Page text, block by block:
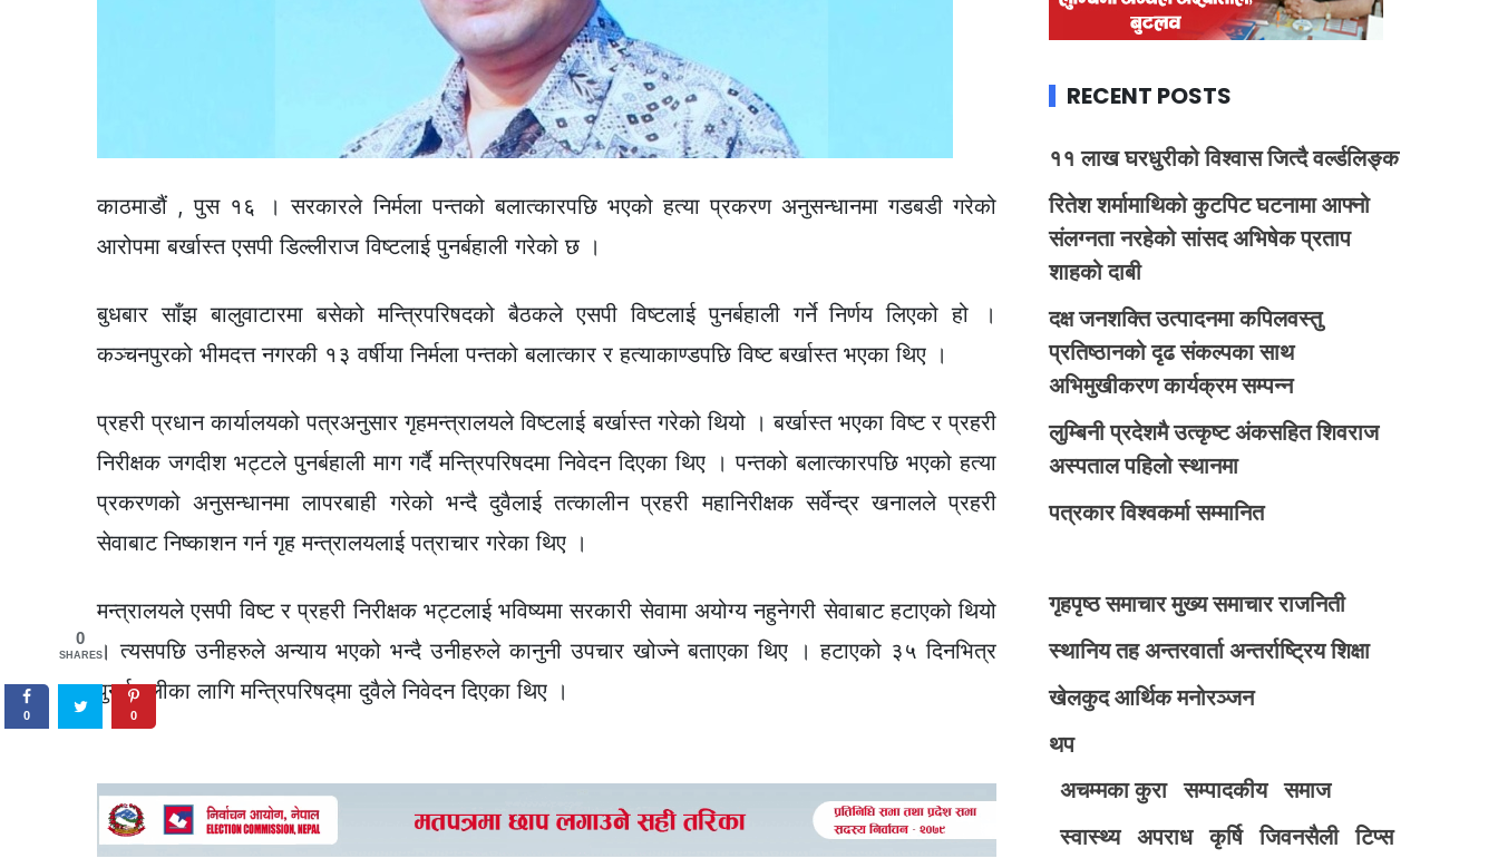
काठमाडौं , पुस १६ । सरकारले निर्मला पन्तको बलात्कारपछि भएको हत्या प्रकरण अनुसन्धानमा गडबडी गरेको
आरोपमा बर्खास्त एसपी डिल्लीराज विष्टलाई पुनर्बहाली गरेको छ ।
बुधबार साँझ बालुवाटारमा बसेको मन्त्रिपरिषदको बैठकले एसपी विष्टलाई पुनर्बहाली गर्ने निर्णय लिएको हो ।
कञ्चनपुरको भीमदत्त नगरकी १३ वर्षीया निर्मला पन्तको बलात्कार र हत्याकाण्डपछि विष्ट बर्खास्त भएका थिए ।
प्रहरी प्रधान कार्यालयको पत्रअनुसार गृहमन्त्रालयले विष्टलाई बर्खास्त गरेको थियो । बर्खास्त भएका विष्ट र प्रहरी
निरीक्षक जगदीश भट्टले पुनर्बहाली माग गर्दै मन्त्रिपरिषदमा निवेदन दिएका थिए । पन्तको बलात्कारपछि भएको हत्या
प्रकरणको अनुसन्धानमा लापरबाही गरेको भन्दै दुवैलाई तत्कालीन प्रहरी महानिरीक्षक सर्वेन्द्र खनालले प्रहरी
सेवाबाट निष्काशन गर्न गृह मन्त्रालयलाई पत्राचार गरेका थिए ।
मन्त्रालयले एसपी विष्ट र प्रहरी निरीक्षक भट्टलाई भविष्यमा सरकारी सेवामा अयोग्य नहुनेगरी सेवाबाट हटाएको थियो
। त्यसपछि उनीहरुले अन्याय भएको भन्दै उनीहरुले कानुनी उपचार खोज्‍ने बताएका थिए । हटाएको ३५ दिनभित्र
पुनर्बहालीका लागि मन्त्रिपरिषद्‍मा दुवैले निवेदन दिएका थिए ।
RECENT POSTS
११ लाख घरधुरीको विश्वास जित्दै वर्ल्डलिङ्क
रितेश शर्मामाथिको कुटपिट घटनामा आफ्नो
संलग्नता नरहेको सांसद अभिषेक प्रताप
शाहको दाबी
दक्ष जनशक्ति उत्पादनमा कपिलवस्तु
प्रतिष्ठानको दृढ संकल्पका साथ
अभिमुखीकरण कार्यक्रम सम्पन्न
लुम्बिनी प्रदेशमै उत्कृष्ट अंकसहित शिवराज
अस्पताल पहिलो स्थानमा
पत्रकार विश्वकर्मा सम्मानित
गृहपृष्ठ समाचार मुख्य समाचार राजनिती
स्थानिय तह अन्तरवार्ता अन्तर्राष्ट्रिय शिक्षा
खेलकुद आर्थिक मनोरञ्जन
थप
अचम्मका कुरा
सम्पादकीय
समाज
स्वास्थ्य
अपराध कृर्षि जिवनसैली
टिप्स
0
SHARES
0 0